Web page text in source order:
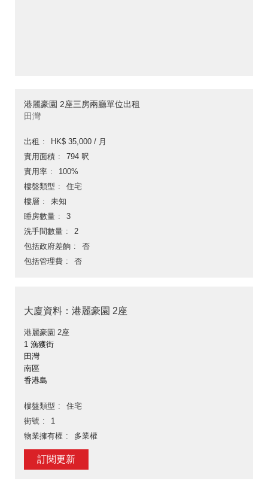
港麗豪園 2座三房兩廳單位出租
田灣
出租
HK$ 35,000 / 月
實用面積
794 呎
實用率
100%
樓盤類型
住宅
樓層
未知
睡房數量
3
洗手間數量
2
包括政府差餉
否
包括管理費
否
大廈資料：港麗豪園 2座
港麗豪園 2座
1 漁獲街
田灣
南區
香港島
樓盤類型
住宅
街號
1
物業擁有權
多業權
訂閱更新